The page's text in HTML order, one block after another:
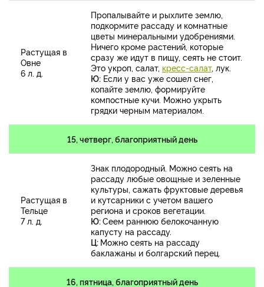
Растущая в
Овне
6 л. д.
Пропалывайте и рыхлите землю,
подкормите рассаду и комнатные
цветы минеральными удобрениями.
Ничего кроме растений, которые
сразу же идут в пищу, сеять не стоит.
Это укроп, салат, кресс-салат, лук.
Ю: Если у вас уже сошел снег,
копайте землю, формируйте
компостные кучи. Можно укрыть
грядки черным материалом.
15, четверг, благоприятный день
Растущая в
Тельце
7 л. д.
Знак плодородный. Можно сеять на
рассаду любые овощные и зеленные
культуры, сажать фруктовые деревья
и кутсарники с учетом вашего
региона и сроков вегетации.
Ю:Сеем раннюю белокочанную
капусту на рассаду.
Ц: Можно сеять на рассаду
баклажаны и болгарский перец.
16, пятница, благоприятный день